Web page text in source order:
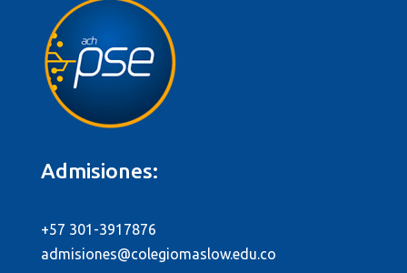
Admisiones:
+57 301-3917876
admisiones@colegiomaslow.edu.co